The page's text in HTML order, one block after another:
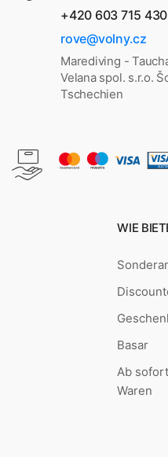
+420 603 715 430
rove@volny.cz
Marediving -
Velana spol. s.r.o.
Tschechien
WIE
Basar
Ab
Waren